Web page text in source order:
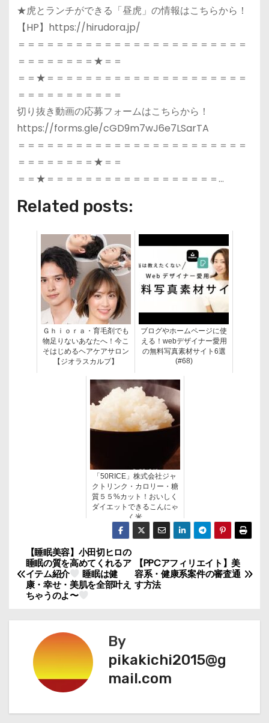
★虎とランチができる「昼虎」の情報はこちらから！
【HP】https://hirudora.jp/
＝＝＝＝＝＝＝＝＝＝＝＝＝＝＝＝＝＝＝＝＝＝＝＝
＝＝＝＝＝＝＝＝★＝＝
＝＝★＝＝＝＝＝＝＝＝＝＝＝＝＝＝＝＝＝＝＝＝＝
＝＝＝＝＝＝＝＝＝＝＝
切り抜き動画の応募フォームはこちらから！
https://forms.gle/cGD9m7wJ6e7LSarTA
＝＝＝＝＝＝＝＝＝＝＝＝＝＝＝＝＝＝＝＝＝＝＝＝
＝＝＝＝＝＝＝＝★＝＝
＝＝★＝＝＝＝＝＝＝＝＝＝＝＝＝＝＝＝＝＝…
Related posts:
Ｇｈｉｏｒａ・育毛剤でも
物足りないあなたへ！今こ
そはじめるヘアケアサロン
【ジオラスカルプ】
ブログやホームページに使
える！webデザイナー愛用
の無料写真素材サイト6選
(#68)
「50RICE」株式会社ジャ
クトリンク・カロリー・糖
質５５%カット！おいしく
ダイエットできるこんにゃ
く米
投
稿
ゲ
シ
【PPCアフィリエイト】美
容系・健康系案件の審査通
す方法
【睡眠美容】小田切ヒロの
睡眠の質を高めてくれるア
イテム紹介
睡眠は健
康・幸せ・美肌を全部叶え
ちゃうのよ〜
By
pikakichi2015@g
mail.com